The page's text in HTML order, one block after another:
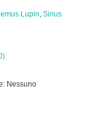
Lupin, Sirius
Nessuno